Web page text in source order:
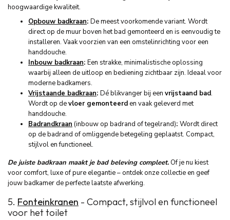
hoogwaardige kwaliteit.
Opbouw badkraan: De meest voorkomende variant. Wordt
direct op de muur boven het bad gemonteerd en is eenvoudig te
installeren. Vaak voorzien van een omstelinrichting voor een
handdouche.
Inbouw badkraan: Een strakke, minimalistische oplossing
waarbij alleen de uitloop en bediening zichtbaar zijn. Ideaal voor
moderne badkamers.
Vrijstaande badkraan: Dé blikvanger bij een vrijstaand bad.
Wordt op devloer gemonteerden vaak geleverd met
handdouche.
Badrandkraan (inbouw op badrand of tegelrand): Wordt direct
op de badrand of omliggende betegeling geplaatst. Compact,
stijlvol en functioneel.
De juiste badkraan maakt je bad beleving compleet. Of je nu kiest
voor comfort, luxe of pure elegantie – ontdek onze collectie en geef
jouw badkamer de perfecte laatste afwerking.
5. Fonteinkranen - Compact, stijlvol en functioneel
voor het toilet